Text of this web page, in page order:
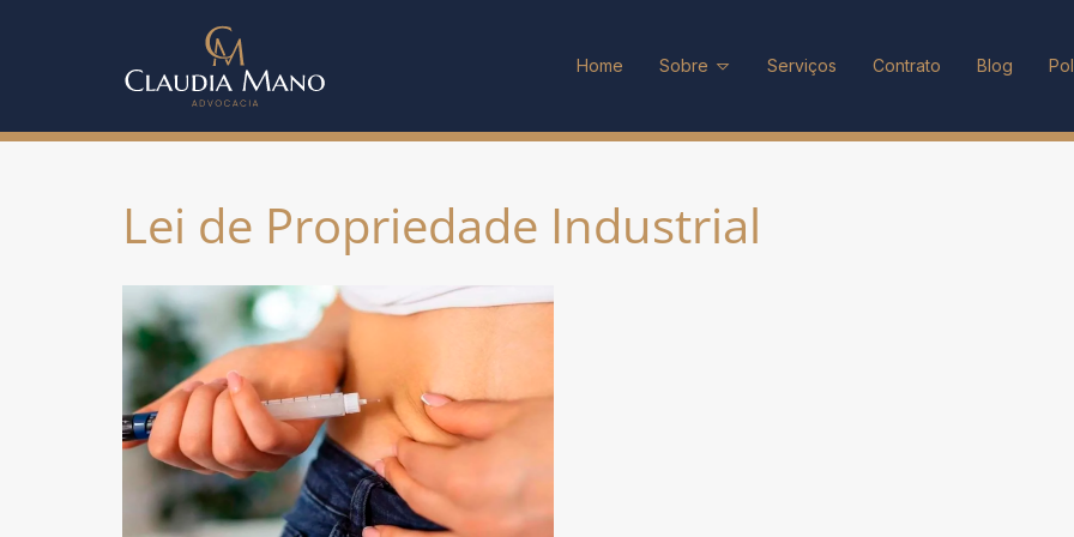
Home Sobre Serviços Contrato Blog
Lei de Propriedade Industrial